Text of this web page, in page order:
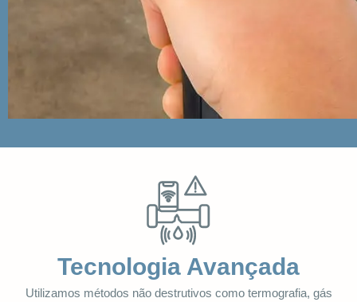
Tecnologia Avançada
Utilizamos métodos não destrutivos como termografia, gás